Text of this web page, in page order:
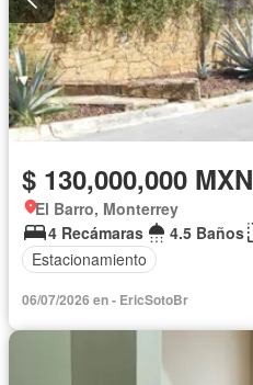
$ 130,000,000 MXN
El Barro, Monterrey
4 Recámaras
4.5 Baños
Estacionamiento
06/07/2026 en - EricSotoBr